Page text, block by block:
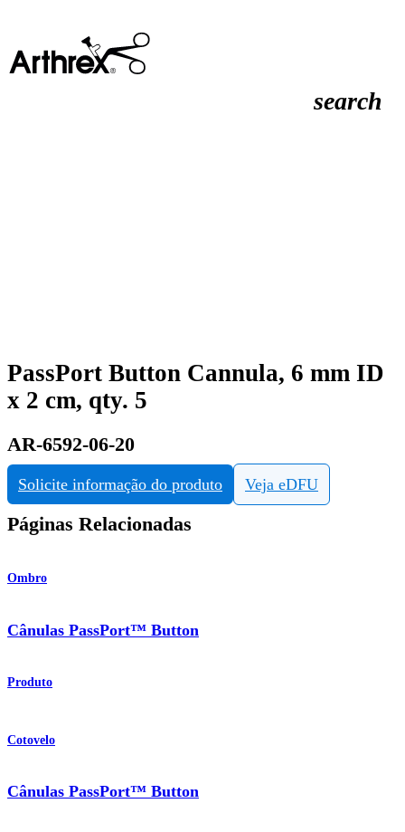
search
PassPort Button Cannula, 6 mm ID
x 2 cm, qty. 5
AR-6592-06-20
Solicite informação do produto Veja eDFU
Páginas Relacionadas
Ombro
Cânulas PassPort™ Button
Produto
Cotovelo
Cânulas PassPort™ Button